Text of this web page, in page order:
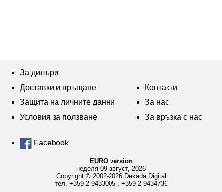
За дилъри
Доставки и връщане
Защита на личните данни
Условия за ползване
Контакти
За нас
За връзка с нас
Facebook
EURO version
неделя 09 август, 2026
Copyright © 2002-2026 Dekada Digital
тел. +359 2 9433005, +359 2 9434736